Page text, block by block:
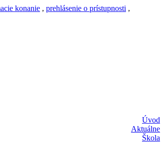
konanie , prehlásenie o prístupnosti ,
Úvod
Aktuálne
Škola